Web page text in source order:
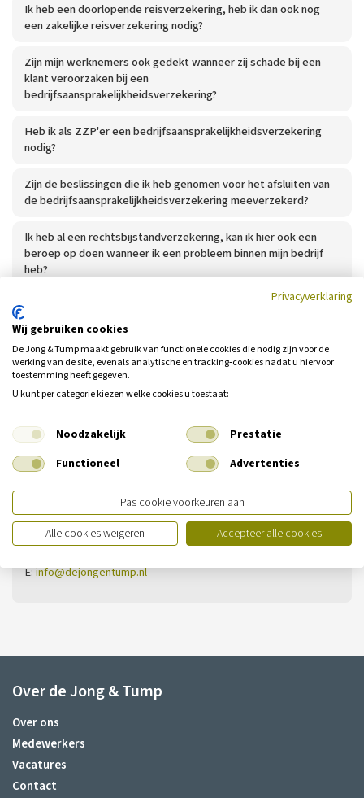
Ik heb een doorlopende reisverzekering, heb ik dan ook nog
een zakelijke reisverzekering nodig?
Zijn mijn werknemers ook gedekt wanneer zij schade bij een
klant veroorzaken bij een
bedrijfsaansprakelijkheidsverzekering?
Heb ik als ZZP'er een bedrijfsaansprakelijkheidsverzekering
nodig?
Zijn de beslissingen die ik heb genomen voor het afsluiten van
de bedrijfsaansprakelijkheidsverzekering meeverzekerd?
Ik heb al een rechtsbijstandverzekering, kan ik hier ook een
beroep op doen wanneer ik een probleem binnen mijn bedrijf
heb?
Heeft u nog geen antwoord op uw
Neem dan contact met ons op.
De Noord 13
1452 PS Ilpendam
E:info@dejongentump.nl
Over de Jong & Tump
Over ons
Medewerkers
Vacatures
Contact
Privacyverklaring
Wij gebruiken cookies
De Jong & Tump maakt gebruik van functionele cookies die nodig zijn voor de
werking van de site, evenals analytische en tracking‑cookies nadat u hiervoor
toestemming heeft gegeven.
U kunt per categorie kiezen welke cookies u toestaat:
Noodzakelijk
Prestatie
Functioneel
Advertenties
Pas cookie voorkeuren aan
Alle cookies weigeren
Accepteer alle cookies